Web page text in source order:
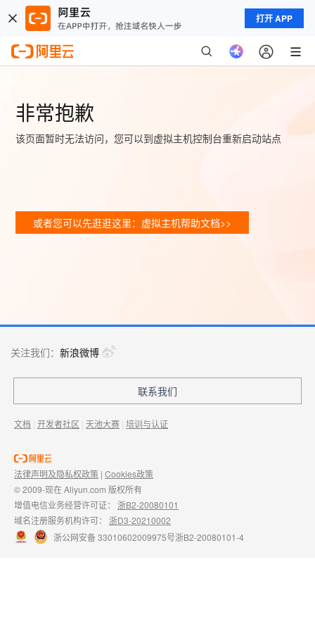
打开 APP
非常抱歉
该页面暂时无法访问，您可以到虚拟主机控制台重新启动站点
或者您可以先逛逛这里：虚拟主机帮助文档>>